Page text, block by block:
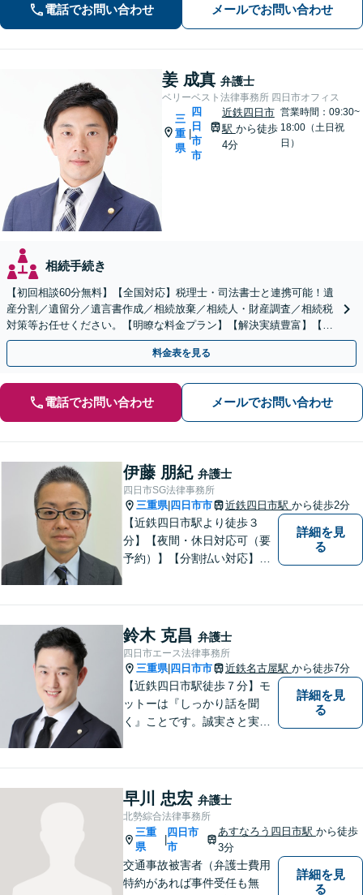
域に根ざした弁護士】お気軽にお問い
合わせください。
電話でお問い合わせ メールでお問い合わせ
姜 成真 弁護士
ベリーベスト法律事務所 四日市オフィス
三
重
県
四
日
市
市
近鉄四日市
駅 から徒歩
4分
営業時間：09:30~
18:00（土日祝
日）
相続手続き
【初回相談60分無料】【全国対応】税理士・司法書士と連携可能！遺
産分割／遺留分／遺言書作成／相続放棄／相続人・財産調査／相続税
対策等お任せください。【明瞭な料金プラン】【解決実績豊富】【電
話相談可】
料金表を見る
電話でお問い合わせ メールでお問い合わせ
伊藤 朋紀 弁護士
四日市SG法律事務所
三重県| 四日市市 近鉄四日市駅 から徒歩2分
【近鉄四日市駅より徒歩３
分】【夜間・休日対応可（要
予約）】【分割払い対応】
して、一緒に解決方法を考え
る手助けをさせていただけれ
ばと思いますので、お気軽に
ご相談ください。
詳細を見
る
鈴木 克昌 弁護士
四日市エース法律事務所
三重県| 四日市市 近鉄名古屋駅 から徒歩7分
【近鉄四日市駅徒歩７分】モ
ットーは『しっかり話を聞
く』ことです。誠実さと実直
（使用者側）／交通事故／相
続問題など、幅広く対応。お
気軽にご相談ください。
詳細を見
る
早川 忠宏 弁護士
北勢綜合法律事務所
三重
県
四日市
市
あすなろう四日市駅 から徒歩
3分
交通事故被害者（弁護士費用
特約があれば事件受任も無
詳細を見
る